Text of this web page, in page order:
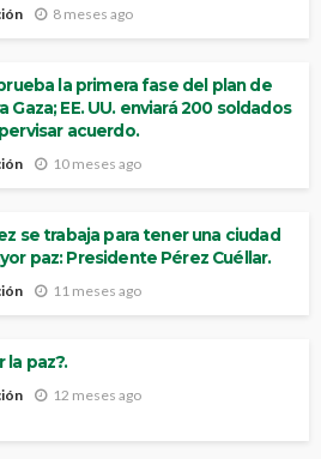
8 meses ago
la primera fase del plan de
Gaza; EE. UU. enviará 200 soldados
acuerdo.
10 meses ago
se trabaja para tener una ciudad
paz: Presidente Pérez Cuéllar.
11 meses ago
la paz?.
12 meses ago